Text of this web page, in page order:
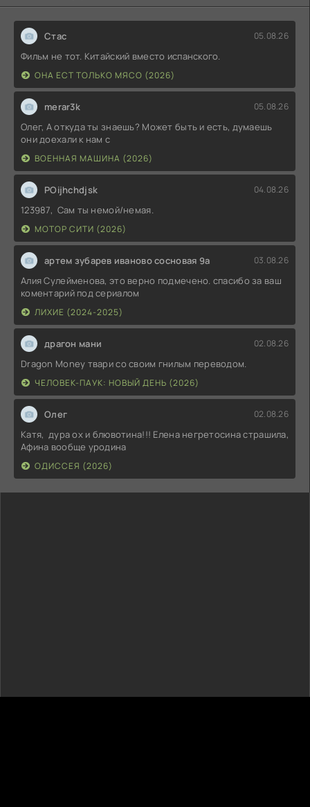
Стас 05.08.26
Фильм не тот. Китайский вместо испанского.
ОНА ЕСТ ТОЛЬКО МЯСО (2026)
merar3k 05.08.26
Олег, А откуда ты знаешь? Может быть и есть, думаешь
они доехали к нам с
ВОЕННАЯ МАШИНА (2026)
POijhchdjsk 04.08.26
123987, Сам ты немой/немая.
МОТОР СИТИ (2026)
артем зубарев иваново сосновая 9а 03.08.26
Алия Сулейменова, это верно подмечено. спасибо за ваш
коментарий под сериалом
ЛИХИЕ (2024-2025)
драгон мани 02.08.26
Dragon Money твари со своим гнилым переводом.
ЧЕЛОВЕК-ПАУК: НОВЫЙ ДЕНЬ (2026)
Олег 02.08.26
Катя, дура ох и блювотина!!! Елена негретосина страшила,
Афина вообще уродина
ОДИССЕЯ (2026)